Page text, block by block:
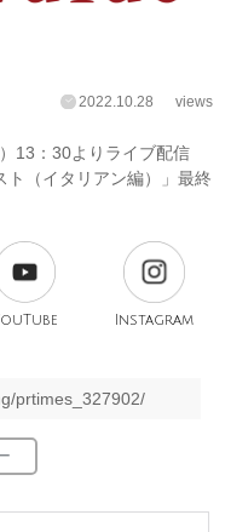
2022.10.28 views
13：30よりライブ配信
ト（イタリアン編）」最終
Instagram
prtimes_327902/